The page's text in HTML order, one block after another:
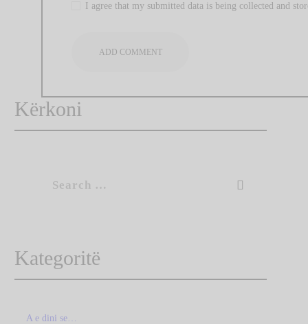
I agree that my submitted data is being collected and
Kërkoni
Kategoritë
A e dini se…